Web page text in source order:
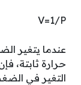
V=1/P
عندما يتغير
حرارة ثابتة،
التغير في